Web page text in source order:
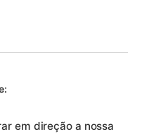
em direção a nossa